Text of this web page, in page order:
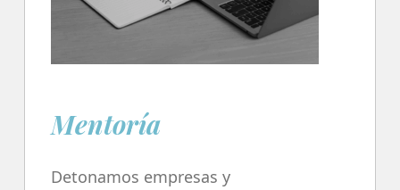
Mentoría
Detonamos empresas y